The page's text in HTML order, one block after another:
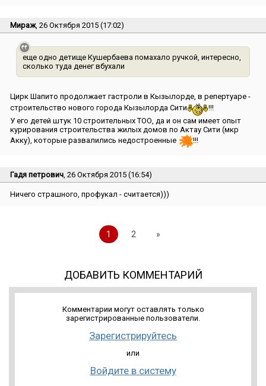
Мираж, 26 Октября 2015 (17:02)
еще одно детище Кушербаева помахало ручкой, интересно,
сколько туда денег вбухали
Цирк Шапито продолжает гастроли в Кызылорде, в репертуаре -
строительство нового города Кызылорда Сити
!!!
У его детей штук 10 строительных ТОО, да и он сам имеет опыт
курирования строительства жилых домов по Актау Сити (мкр
Акку), которые развалились недостроенные
!!!
Гадя петрович, 26 Октября 2015 (16:54)
Ничего страшного, профукал - считается)))
1 2 »
ДОБАВИТЬ КОММЕНТАРИЙ
Комментарии могут оставлять только
зарегистрированные пользователи.
Зарегистрируйтесь
или
Войдите в систему